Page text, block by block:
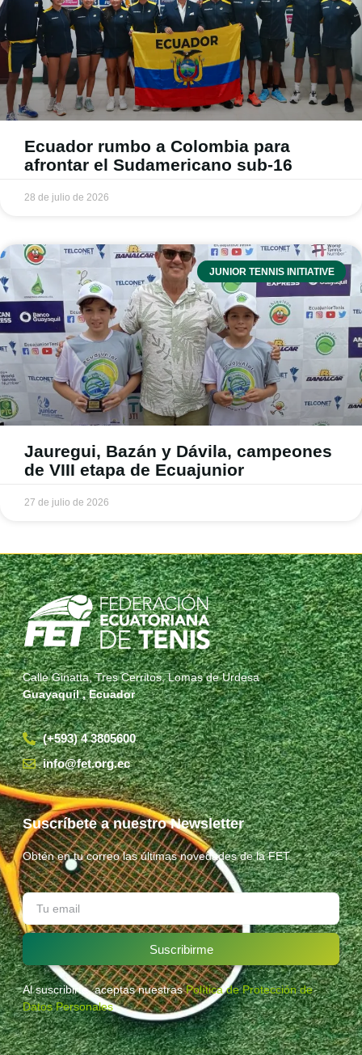
Ecuador rumbo a Colombia para
afrontar el Sudamericano sub-16
28 de julio de 2026
JUNIOR TENNIS INITIATIVE
Jauregui, Bazán y Dávila, campeones
de VIII etapa de Ecuajunior
27 de julio de 2026
Calle Ginatta, Tres Cerritos, Lomas de Urdesa
Guayaquil , Ecuador
(+593) 4 3805600
info@fet.org.ec
Suscríbete a nuestro Newsletter
Obtén en tu correo las últimas novedades de la FET.
Suscribirme
Al suscribirte, aceptas nuestrasPolítica de Protección de
Datos Personales.